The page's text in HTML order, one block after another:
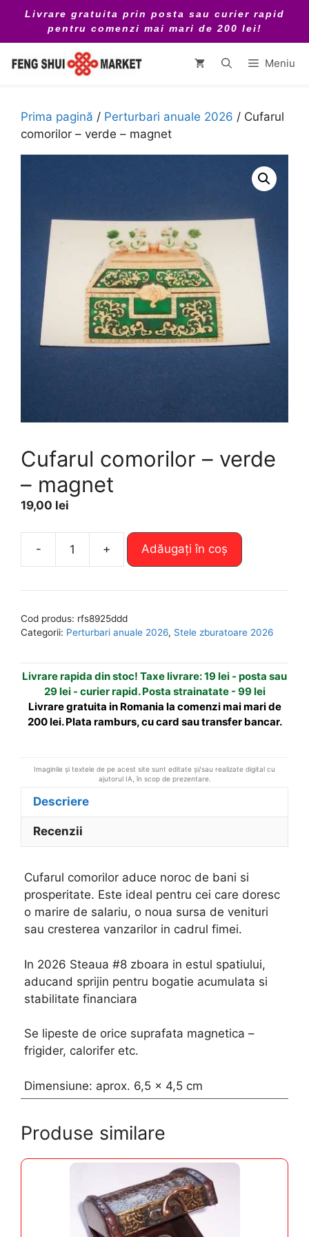
conținut
Livrare gratuita prin posta sau curier rapid
pentru comenzi mai mari de 200 lei!
Meniu
Prima pagină / Perturbari anuale 2026 / Cufarul
comorilor – verde – magnet
Cufarul comorilor – verde
– magnet
19,00 lei
-
Cantitate
comorilor
verde
magnet
+ Adăugați în coș
e
n
t
i
Cod produs: rfs8925ddd
Categorii: Perturbari anuale 2026, Stele zburatoare 2026
Livrare rapida din stoc! Taxe livrare: 19 lei - posta sau
29 lei - curier rapid. Posta strainatate - 99 lei
Livrare gratuita in Romania la comenzi mai mari de
200 lei. Plata ramburs, cu card sau transfer bancar.
Imaginile și textele de pe acest site sunt editate și/sau realizate digital cu
ajutorul IA, în scop de prezentare.
Descriere
Recenzii
Cufarul comorilor aduce noroc de bani si
prosperitate. Este ideal pentru cei care doresc
o marire de salariu, o noua sursa de venituri
sau cresterea vanzarilor in cadrul fimei.
In 2026 Steaua #8 zboara in estul spatiului,
aducand sprijin pentru bogatie acumulata si
stabilitate financiara
Se lipeste de orice suprafata magnetica –
frigider, calorifer etc.
Dimensiune: aprox. 6,5 x 4,5 cm
Produse similare